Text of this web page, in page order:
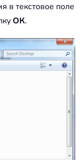
в текстовое поле
ОК.